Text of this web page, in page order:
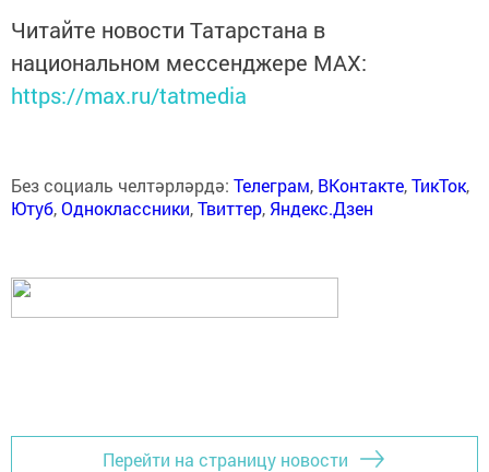
Читайте новости Татарстана в
национальном мессенджере MАХ:
https://max.ru/tatmedia
Без социаль челтәрләрдә: Телеграм, ВКонтакте,ТикТок,
Ютуб,Одноклассники,Твиттер, Яндекс.Дзен
Перейти на страницу новости